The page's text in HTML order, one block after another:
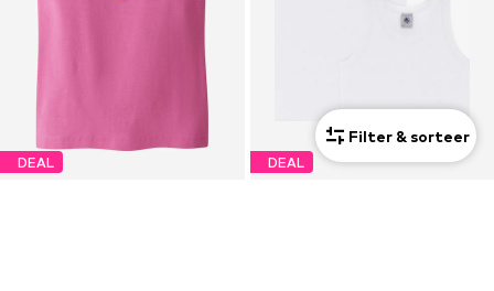
DEAL DEAL
Filter & sorteer